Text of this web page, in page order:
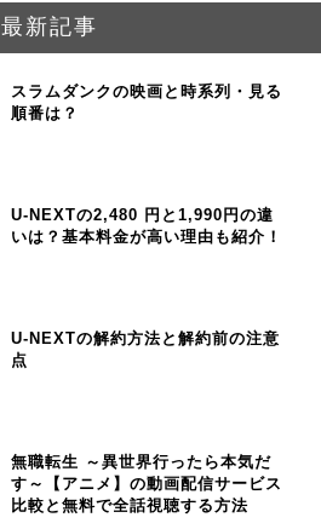
最新記事
スラムダンクの映画と時系列・見る
順番は？
U-NEXTの2,480 円と1,990円の違
いは？基本料金が高い理由も紹介！
U-NEXTの解約方法と解約前の注意
点
無職転生 ～異世界行ったら本気だ
す～【アニメ】の動画配信サービス
比較と無料で全話視聴する方法